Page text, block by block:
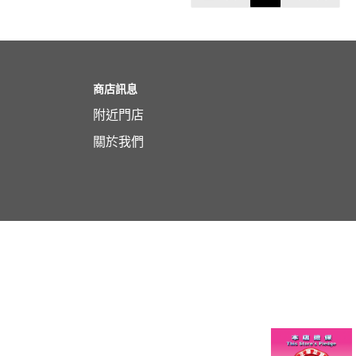
商店訊息
附近門店
關於我們